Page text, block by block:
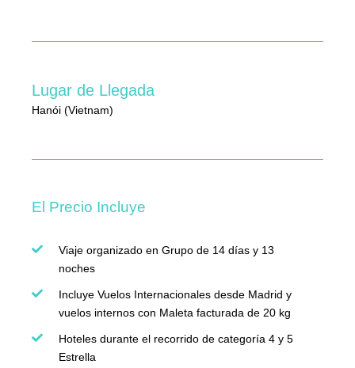
Lugar de Llegada
Hanói (Vietnam)
El Precio Incluye
Viaje organizado en Grupo de 14 días y 13
noches
Incluye Vuelos Internacionales desde Madrid y
vuelos internos con Maleta facturada de 20 kg
Hoteles durante el recorrido de categoría 4 y 5
Estrella